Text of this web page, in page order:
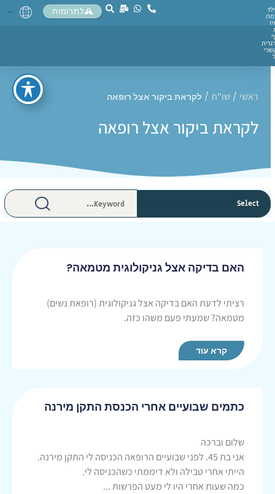
לתרומות
ראשי / שו"ת / לקראת ביקור אצל רופאה
לקראת ביקור אצל רופאה
האם בדיקה אצל גניקולוגית מטמאה?
רציתי לדעת האם בדיקה אצל גניקולוגית (רופאת נשים)
מטמאה? שמעתי פעם משהו כזה.
קרא עוד
כתמים שבועיים אחרי הכנסת התקן מירנה
שלום וברכה
אני בת 45. לפני שבועיים הרופאה הכניסה לי התקן מירנה.
הייתי אחרי טבילה ולא דיממתי כשהכניסה לי.
כמה שעות אחרי היו לי מעט הפרשות ...